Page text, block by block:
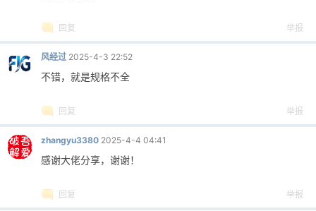
回复 举报
风经过 2025-4-3 22:52
不错，就是规格不全
回复 举报
zhangyu3380 2025-4-4 04:41
感谢大佬分享，谢谢！
回复 举报